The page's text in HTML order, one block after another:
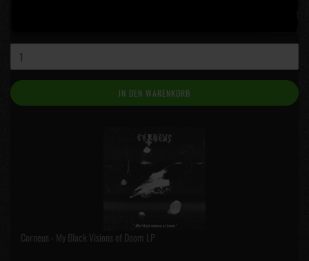
IN DEN WARENKORB
Corneus - My Black Visions of Doom LP